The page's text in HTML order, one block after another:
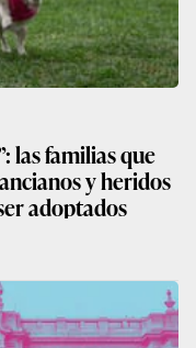
las familias que
y heridos
adoptados